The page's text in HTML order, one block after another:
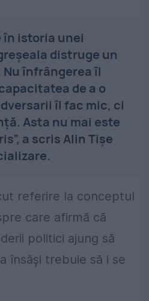
în istoria unei
distruge un
înfrângerea îl
de a o
îl fac mic, ci
Asta nu mai este
a scris Alin Tișe
referire la conceptul
care afirmă că
politici ajung să
însăși trebuie să i se